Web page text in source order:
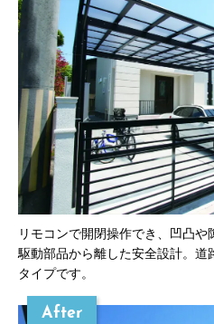
リモコンで開閉操作でき、凹凸
駆動部品から離した安全設計。
タイプです。
After